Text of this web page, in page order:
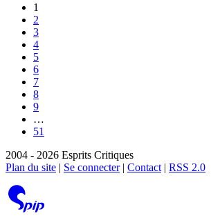
1
2
3
4
5
6
7
8
9
…
51
2004 - 2026 Esprits Critiques
Plan du site | Se connecter| Contact | RSS 2.0